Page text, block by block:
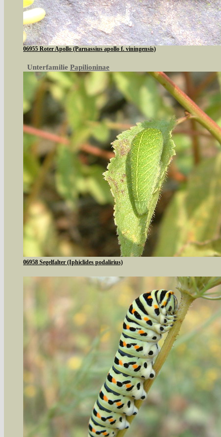
06955 Roter Apollo (Parnassius apollo f. viningensis)
Unterfamilie Papilioninae
06958 Segelfalter (Iphiclides podalirius)